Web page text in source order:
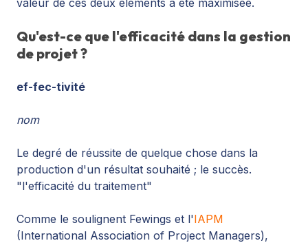
Qu'est-ce que l'efficacité dans la gestion
de projet ?
ef-fec-tivité
nom
Le degré de réussite de quelque chose dans la
production d'un résultat souhaité ; le succès.
"l'efficacité du traitement"
Comme le soulignent Fewings et l'IAPM
(International Association of Project Managers),